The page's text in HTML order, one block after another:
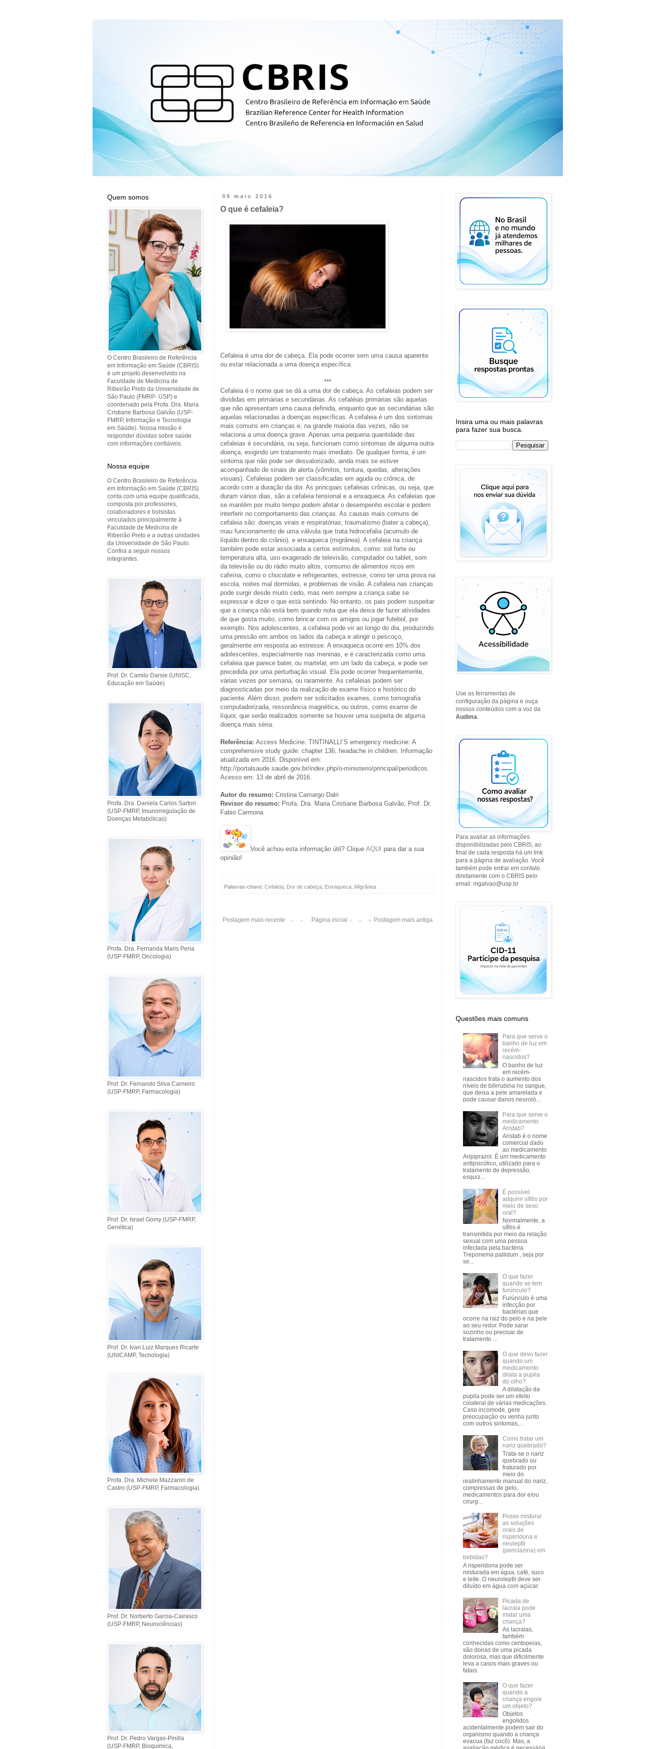
09 maio 2016
O que é cefaleia?
Cefaleia é uma dor de cabeça. Ela pode ocorrer sem uma causa aparente
ou estar relacionada a uma doença específica.
***
Cefaleia é o nome que se dá a uma dor de cabeça. As cefaleias podem ser
divididas em primárias e secundárias. As cefaléias primárias são aquelas
que não apresentam uma causa definida, enquanto que as secundárias são
aquelas relacionadas a doenças específicas. A cefaleia é um dos sintomas
mais comuns em crianças e, na grande maioria das vezes, não se
relaciona a uma doença grave. Apenas uma pequena quantidade das
cefaleias é secundária, ou seja, funcionam como sintomas de alguma outra
doença, exigindo um tratamento mais imediato. De qualquer forma, é um
sintoma que não pode ser desvalorizado, ainda mais se estiver
acompanhado de sinais de alerta (vômitos, tontura, quedas, alterações
visuais). Cefaleias podem ser classificadas em aguda ou crônica, de
acordo com a duração da dor. As principais cefaleias crônicas, ou seja, que
duram vários dias, são a cefaleia tensional e a enxaqueca. As cefaleias que
se mantêm por muito tempo podem afetar o desempenho escolar e podem
interferir no comportamento das crianças. As causas mais comuns de
cefaleia são: doenças virais e respiratórias, traumatismo (bater a cabeça),
mau funcionamento de uma válvula que trata hidrocefalia (acumulo de
líquido dentro do crânio), e enxaqueca (migrânea). A cefaleia na criança
também pode estar associada a certos estímulos, como: sol forte ou
temperatura alta, uso exagerado de televisão, computador ou tablet, som
da televisão ou do rádio muito altos, consumo de alimentos ricos em
cafeína, como o chocolate e refrigerantes, estresse, como ter uma prova na
escola, noites mal dormidas, e problemas de visão. A cefaleia nas crianças
pode surgir desde muito cedo, mas nem sempre a criança sabe se
expressar e dizer o que está sentindo. No entanto, os pais podem suspeitar
que a criança não está bem quando nota que ela deixa de fazer atividades
de que gosta muito, como brincar com os amigos ou jogar futebol, por
exemplo. Nos adolescentes, a cefaleia pode vir ao longo do dia, produzindo
uma pressão em ambos os lados da cabeça e atingir o pescoço,
geralmente em resposta ao estresse. A enxaqueca ocorre em 10% dos
adolescentes, especialmente nas meninas, e é caracterizada como uma
cefaleia que parece bater, ou martelar, em um lado da cabeça, e pode ser
precedida por uma perturbação visual. Ela pode ocorrer frequentemente,
várias vezes por semana, ou raramente. As cefaleias podem ser
diagnosticadas por meio da realização de exame físico e histórico do
paciente. Além disso, podem ser solicitados exames, como tomografia
computadorizada, ressonância magnética, ou outros, como exame de
líquor, que serão realizados somente se houver uma suspeita de alguma
doença mais séria.
Referência: Access Medicine. TINTINALLI’S emergency medicine: A
comprehensive study guide: chapter 136, headache in children. Informação
atualizada em 2016. Disponível em:
http://portalsaude.saude.gov.br/index.php/o-ministerio/principal/periodicos.
Acesso em: 13 de abril de 2016.
Autor do resumo: Cristina Camargo Dalri
Revisor do resumo: Profa. Dra. Maria Cristiane Barbosa Galvão, Prof. Dr.
Fabio Carmona
Você achou esta informação útil? Clique AQUI para dar a sua
opinião!
Palavras-chave: Cefaleia, Dor de cabeça, Enxaqueca, Migrânea
Postagem mais recente Postagem mais antiga
Página inicial
Quem somos
O Centro Brasileiro de Referência
em Informação em Saúde (CBRIS)
é um projeto desenvolvido na
Faculdade de Medicina de
Ribeirão Preto da Universidade de
São Paulo (FMRP- USP) e
coordenado pela Profa. Dra. Maria
Cristiane Barbosa Galvão (USP-
FMRP, Informação e Tecnologia
em Saúde). Nossa missão é
responder dúvidas sobre saúde
com informações confiáveis.
Nossa equipe
O Centro Brasileiro de Referência
em Informação em Saúde (CBRIS)
conta com uma equipe qualificada,
composta por professores,
colaboradores e bolsistas
vinculados principalmente à
Faculdade de Medicina de
Ribeirão Preto e a outras unidades
da Universidade de São Paulo.
Confira a seguir nossos
integrantes.
Prof. Dr. Camilo Darsie (UNISC,
Educação em Saúde)
Profa. Dra. Daniela Carlos Sartori
(USP-FMRP, Imunorregulação de
Doenças Metabólicas)
Profa. Dra. Fernanda Maris Peria
(USP-FMRP, Oncologia)
Prof. Dr. Fernando Silva Carneiro
(USP-FMRP, Farmacologia)
Prof. Dr. Israel Gomy (USP-FMRP,
Genética)
Prof. Dr. Ivan Luiz Marques Ricarte
(UNICAMP, Tecnologia)
Profa. Dra. Michele Mazzaron de
Castro (USP-FMRP, Farmacologia)
Prof. Dr. Norberto Garcia-Cairasco
(USP-FMRP, Neurociências)
Prof. Dr. Pedro Vargas-Pinilla
(USP-FMRP, Bioquimica,
Insira uma ou mais palavras
para fazer sua busca.
Use as ferramentas de
configuração da página e ouça
nossos conteúdos com a voz da
Audima.
Para avaliar as informações
disponibilizadas pelo CBRIS, ao
final de cada resposta há um link
para a página de avaliação. Você
também pode entrar em contato
diretamente com o CBRIS pelo
email: mgalvao@usp.br
Questões mais comuns
Para que serve o
banho de luz em
recém-
nascidos?
O banho de luz
em recém-
nascidos trata o aumento dos
níveis de bilirrubina no sangue,
que deixa a pele amarelada e
pode causar danos neuroló...
Para que serve o
medicamento
Aristab?
Aristab é o nome
comercial dado
ao medicamento
Aripiprazol. É um medicamento
antipsicótico, utilizado para o
tratamento de depressão,
esquiz...
É possível
adquirir sífilis por
meio de sexo
oral?
Normalmente, a
sífilis é
transmitida por meio da relação
sexual com uma pessoa
infectada pela bactéria
Treponema pallidum , seja por
se...
O que fazer
quando se tem
furúnculo?
Furúnculo é uma
infecção por
bactérias que
ocorre na raiz do pelo e na pele
ao seu redor. Pode sarar
sozinho ou precisar de
tratamento ...
O que devo fazer
quando um
medicamento
dilata a pupila
do olho?
A dilatação da
pupila pode ser um efeito
colateral de várias medicações.
Caso incomode, gere
preocupação ou venha junto
com outros sintomas,...
Como tratar um
nariz quebrado?
Trata-se o nariz
quebrado ou
fraturado por
meio do
realinhamento manual do nariz,
compressas de gelo,
medicamentos para dor e/ou
cirurg...
Posso misturar
as soluções
orais de
risperidona e
neuleptil
(periciazina) em
bebidas?
A risperidona pode ser
misturada em água, café, suco
e leite. O neuroleptil deve ser
diluído em água com açúcar.
Picada de
lacraia pode
matar uma
criança?
As lacraias,
também
conhecidas como centopeias,
são donas de uma picada
dolorosa, mas que dificilmente
leva a casos mais graves ou
fatais.
O que fazer
quando a
criança engole
um objeto?
Objetos
engolidos
acidentalmente podem sair do
organismo quando a criança
evacua (faz cocô). Mas, a